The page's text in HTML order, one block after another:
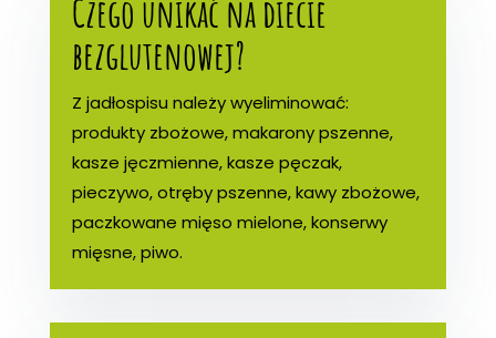
Czego unikać na diecie
bezglutenowej?
Z jadłospisu należy wyeliminować:
produkty zbożowe, makarony pszenne,
kasze jęczmienne, kasze pęczak,
pieczywo, otręby pszenne, kawy zbożowe,
paczkowane mięso mielone, konserwy
mięsne, piwo.